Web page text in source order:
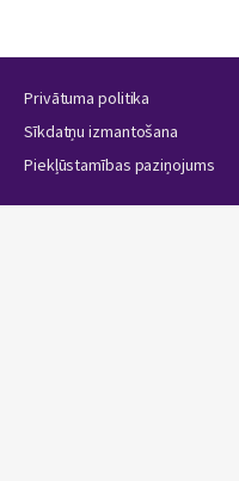
Privātuma politika
Sīkdatņu izmantošana
Piekļūstamības paziņojums